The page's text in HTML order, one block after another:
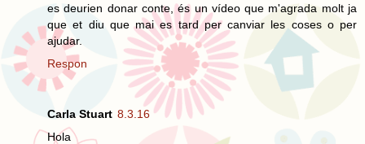
es deurien donar conte, és un vídeo que m'agrada molt ja
que et diu que mai es tard per canviar les coses o per
ajudar.
Respon
Carla Stuart 8.3.16
Hola